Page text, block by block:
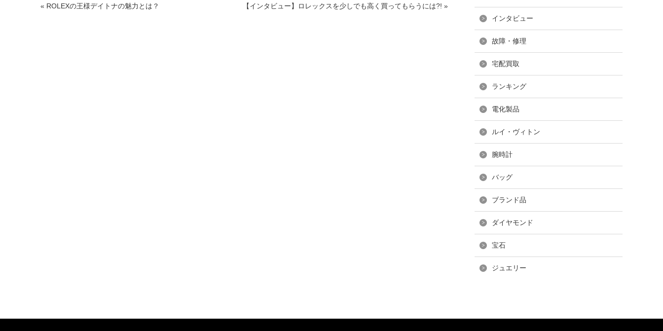
« ROLEXの王様デイトナの魅力とは？ 【インタビュー】ロレックスを少しでも高く買ってもらうには?! »
インタビュー
故障・修理
宅配買取
ランキング
電化製品
ルイ・ヴィトン
腕時計
バッグ
ブランド品
ダイヤモンド
宝石
ジュエリー